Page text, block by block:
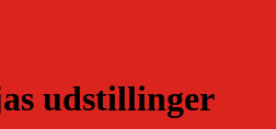
udstillinger